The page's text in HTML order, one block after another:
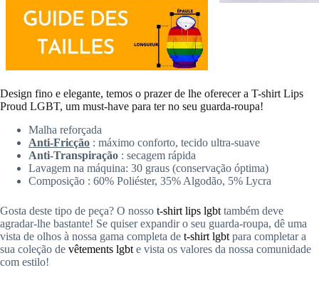
Design fino e elegante, temos o prazer de lhe oferecer a T-shirt Lips
Proud LGBT, um must-have para ter no seu guarda-roupa!
Malha reforçada
Anti-Fricção : máximo conforto, tecido ultra-suave
Anti-Transpiração : secagem rápida
Lavagem na máquina: 30 graus (conservação óptima)
Composição : 60% Poliéster, 35% Algodão, 5% Lycra
Gosta deste tipo de peça? O nosso t-shirt lips lgbt também deve
agradar-lhe bastante! Se quiser expandir o seu guarda-roupa, dê uma
vista de olhos à nossa gama completa de t-shirt lgbt para completar a
sua coleção de vêtements lgbt e vista os valores da nossa comunidade
com estilo!